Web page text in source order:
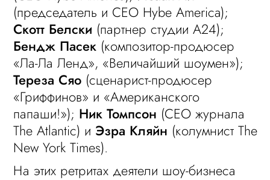
(председатель и CEO Hybe America);
Скотт Белски (партнер студии A24);
Бендж Пасек (композитор-продюсер
«Ла-Ла Ленд», «Величайший шоумен»);
Тереза Сяо (сценарист-продюсер
«Гриффинов» и «Американского
папаши!»); Ник Томпсон (CEO журнала
The Atlantic) и Эзра Кляйн (колумнист The
New York Times).
На этих ретритах деятели шоу-бизнеса